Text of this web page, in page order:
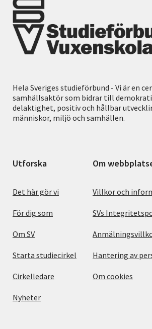
Hela Sveriges studieförbund - Vi är en
samhällsaktör som bidrar till
delaktighet, positiv och hållbar
människor, miljö och samhällen.
Utforska
Det här gör vi
För dig som
Om SV
Starta studiecirkel
Cirkelledare
Nyheter
Om
Villkor och
SVs
Hantering av
Om cookies